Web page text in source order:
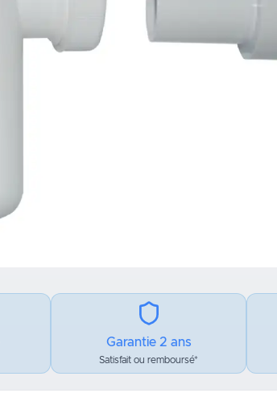
Garantie 2 ans
Satisfait ou remboursé*